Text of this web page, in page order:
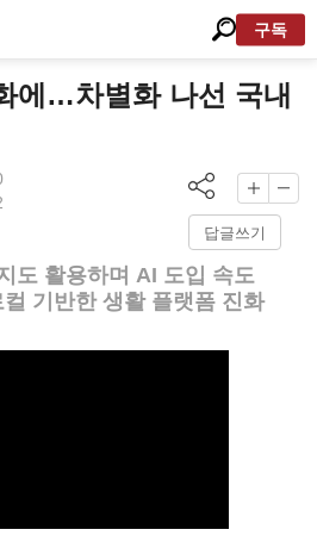
구독
에…차별화 나선 국내
답글쓰기
도 활용하며 AI 도입 속도
기반한 생활 플랫폼 진화